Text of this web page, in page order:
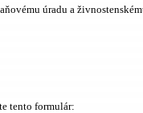
úradu a
tento formulár: